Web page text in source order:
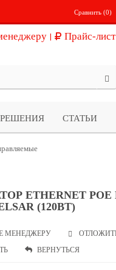
Сравнить (0)
Прайс-лист
РЕШЕНИЯ СТАТЬИ
ETHERNET
(120ВТ)
МЕНЕДЖЕРУ
ВЕРНУТЬСЯ